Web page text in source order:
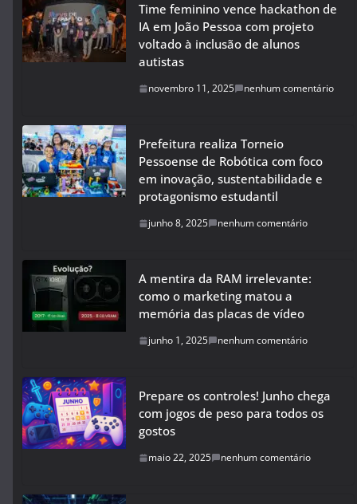
Time feminino vence hackathon de
IA em João Pessoa com projeto
voltado à inclusão de alunos
autistas
novembro 11, 2025 nenhum comentário
Prefeitura realiza Torneio
Pessoense de Robótica com foco
em inovação, sustentabilidade e
protagonismo estudantil
junho 8, 2025 nenhum comentário
A mentira da RAM irrelevante:
como o marketing matou a
memória das placas de vídeo
junho 1, 2025 nenhum comentário
Prepare os controles! Junho chega
com jogos de peso para todos os
gostos
maio 22, 2025 nenhum comentário